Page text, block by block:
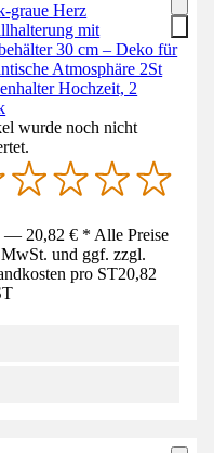
graue Herz
mit
30 cm – Deko für
Atmosphäre 2St
Hochzeit, 2
wurde noch nicht
— 20,82 € * Alle Preise
und ggf. zzgl.
pro ST20,82